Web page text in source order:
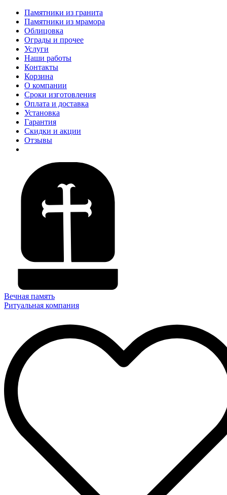
Памятники из гранита
Памятники из мрамора
Облицовка
Ограды и прочее
Услуги
Наши работы
Контакты
Корзина
О компании
Сроки изготовления
Оплата и доставка
Установка
Гарантия
Скидки и акции
Отзывы
Вечная память
Ритуальная компания